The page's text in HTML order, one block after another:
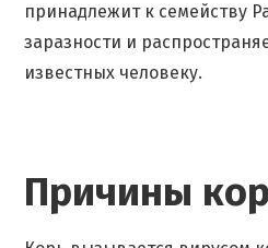
принадлежит к семейству
заразности и
известных человеку.
Причины